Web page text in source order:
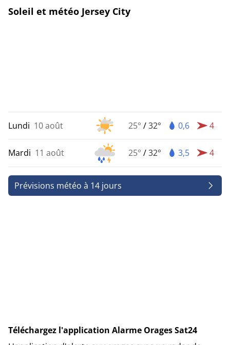
Soleil et météo Jersey City
Lundi 10 août 25° /32° 0,6 4
Mardi 11 août 25° /32° 3,5 4
Prévisions météo à 14 jours
Téléchargez l'application Alarme Orages Sat24